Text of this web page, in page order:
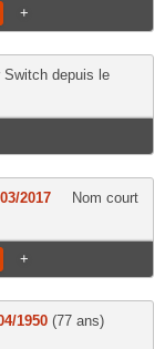
+
Switch depuis le
2017
Nom court
+
1950 (77 ans)